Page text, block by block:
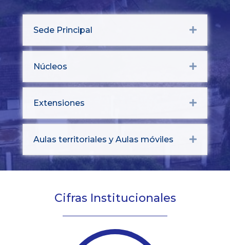
Sede Principal Expand
Núcleos Expand
Extensiones Expand
Aulas territoriales y Aulas móviles Expand
Cifras Institucionales